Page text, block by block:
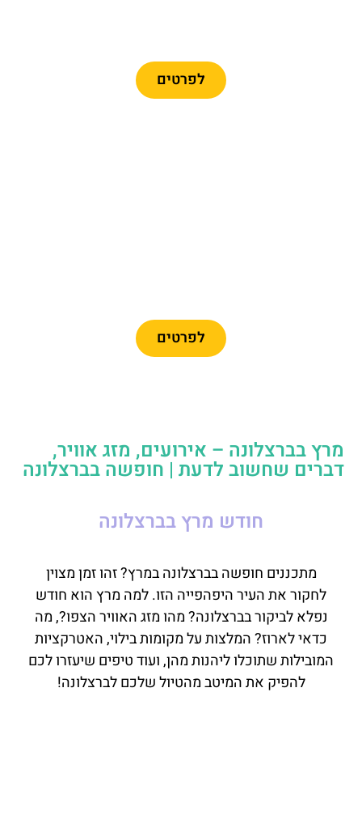
לפרטים
לפרטים
מרץ בברצלונה – אירועים, מזג אוויר,
דברים שחשוב לדעת | חופשה בברצלונה
חודש מרץ בברצלונה
מתכננים חופשה בברצלונה במרץ? זהו זמן מצוין
לחקור את העיר היפהפייה הזו. למה מרץ הוא חודש
נפלא לביקור בברצלונה? מהו מזג האוויר הצפו?, מה
כדאי לארוז? המלצות על מקומות בילוי, האטרקציות
המובילות שתוכלו ליהנות מהן, ועוד טיפים שיעזרו לכם
להפיק את המיטב מהטיול שלכם לברצלונה!